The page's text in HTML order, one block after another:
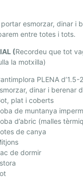
esmorzar, dinar i
entre totes i tots.
(Recordeu que tot
la motxilla)
PLENA d’1.5-2
dinar i berenar
plat i coberts
de muntanya
d’abric (malles
de canya
de dormir